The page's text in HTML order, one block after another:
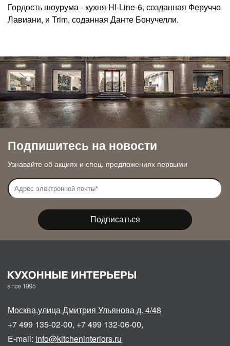
Гордость шоурума - кухня HI-Line-6, созданная Феруччо
Лавиани, и Trim, соданная Данте Бонучелли.
Подпишитесь на новости
Узнавайте об акциях и спец. предложениях первыми
Москва,улица Дмитрия Ульянова д. 4/48
+7 499 135-02-00, +7 499 132-06-00,
E-mail: info@kitcheninteriors.ru